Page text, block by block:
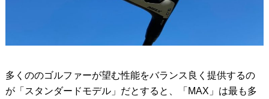
多くののゴルファーが望む性能をバランス良く提供するの
が「スタンダードモデル」だとすると、「MAX」は最も多